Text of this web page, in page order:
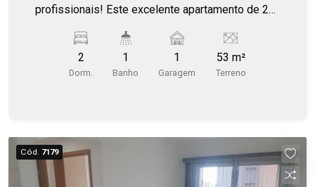
profissionais! Este excelente apartamento de 2
tudo o que você precisa no dia a dia. Localizado
em andar alto, com agradável sol da manhã, o
imóvel conta com ar-condicionado na sala e está
proporcionando muito mais comodidade desde o
primeiro dia. O condomínio é completo e pensado
para oferecer qualidade de vida e praticidade,
2
Dorm.
1
Banho
1
Garagem
53 m²
Terreno
Cód. 7179